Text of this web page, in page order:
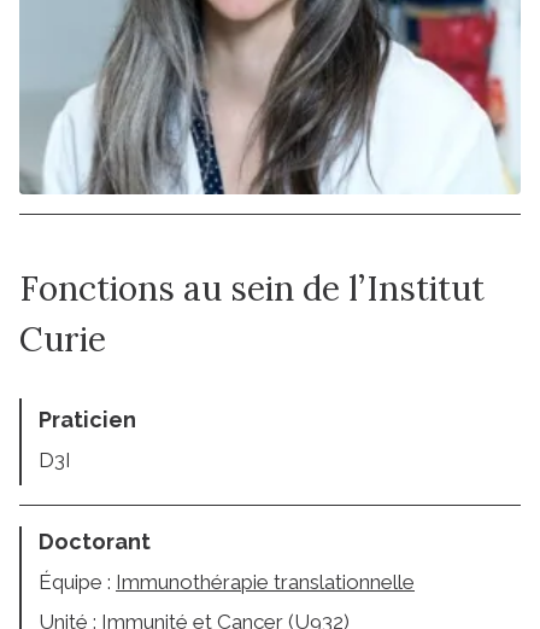
Fonctions au sein de l’Institut
Curie
Praticien
D3I
Doctorant
Équipe : Immunothérapie translationnelle
Unité : Immunité et Cancer (U932)